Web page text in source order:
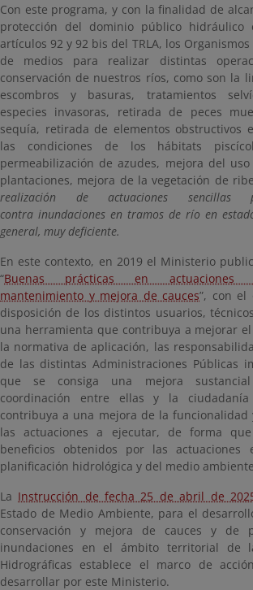
Con este programa, y con la finalidad de
protección del dominio público hidráulico
artículos 92 y 92 bis del TRLA, los
de medios para realizar distintas
conservación de nuestros ríos, como son la
escombros y basuras, tratamientos
especies invasoras, retirada de peces
sequía, retirada de elementos obstructivos
las condiciones de los hábitats
permeabilización de azudes, mejora del
plantaciones, mejora de la vegetación de
realización de actuaciones
contra inundaciones en tramos de río en
general, muy deficiente.
En este contexto, en 2019 el Ministerio
“Buenas prácticas en actuaciones
mantenimiento y mejora de cauces”, con el
disposición de los distintos usuarios,
una herramienta que contribuya a mejorar
la normativa de aplicación, las
de las distintas Administraciones Públicas
que se consiga una mejora
coordinación entre ellas y la
contribuya a una mejora de la funcionalidad
las actuaciones a ejecutar, de forma
beneficios obtenidos por las
planificación hidrológica y del medio
La Instrucción de fecha 25 de abril de
Estado de Medio Ambiente, para el
conservación y mejora de cauces y de
inundaciones en el ámbito territorial de
Hidrográficas establece el marco de
desarrollar por este Ministerio.